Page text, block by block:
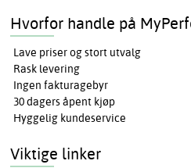
Hvorfor handle på
Lave priser og stort utvalg
Rask levering
Ingen fakturagebyr
30 dagers åpent kjøp
Hyggelig kundeservice
Viktige linker